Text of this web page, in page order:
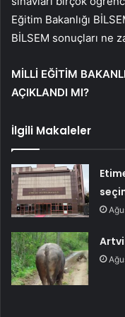
Eğitim Bakanlığı
BİLSEM sonuçları ne
MİLLİ EĞİTİM
AÇIKLANDI MI?
İlgili Makaleler